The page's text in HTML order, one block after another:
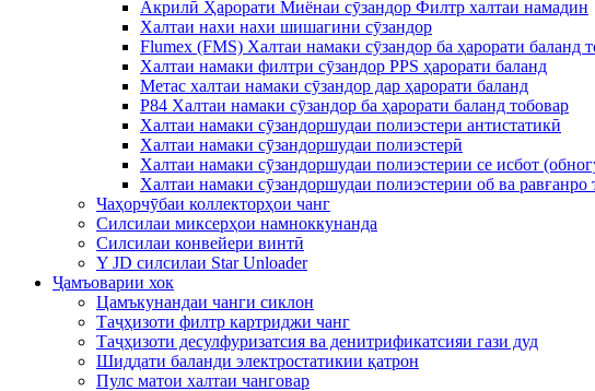
Акрилӣ Ҳарорати Миёнаи сӯзандор Филтр халтаи намадин
Халтаи нахи нахи шишагини сӯзандор
Flumex (FMS) Халтаи намаки сӯзандор ба ҳарорати баланд
Халтаи намаки филтри сӯзандор PPS ҳарорати баланд
Метас халтаи намаки сӯзандор дар ҳарорати баланд
P84 Халтаи намаки сӯзандор ба ҳарорати баланд тобовар
Халтаи намаки сӯзандоршудаи полиэстери антистатикӣ
Халтаи намаки сӯзандоршудаи полиэстерӣ
Халтаи намаки сӯзандоршудаи полиэстерии се исбот
Халтаи намаки сӯзандоршудаи полиэстерии об ва равғанро
Чаҳорчӯбаи коллекторҳои чанг
Силсилаи миксерҳои намноккунанда
Силсилаи конвейери винтӣ
Y JD силсилаи Star Unloader
Ҷамъоварии хок
Цамъкунандаи чанги сиклон
Таҷҳизоти филтр картриджи чанг
Таҷҳизоти десулфуризатсия ва денитрификатсияи гази дуд
Шиддати баланди электростатикии қатрон
Пулс матои халтаи чанговар